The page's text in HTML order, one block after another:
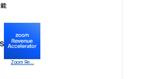
Zoom Re...